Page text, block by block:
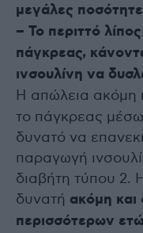
μεγάλες
– Το περιττό
πάγκρεας,
ινσουλίνη να
Η απώλεια ακόμη
το πάγκρεας μέσω
δυνατό να
παραγωγή
διαβήτη τύπου 2.
δυνατή ακόμη και
περισσότερων